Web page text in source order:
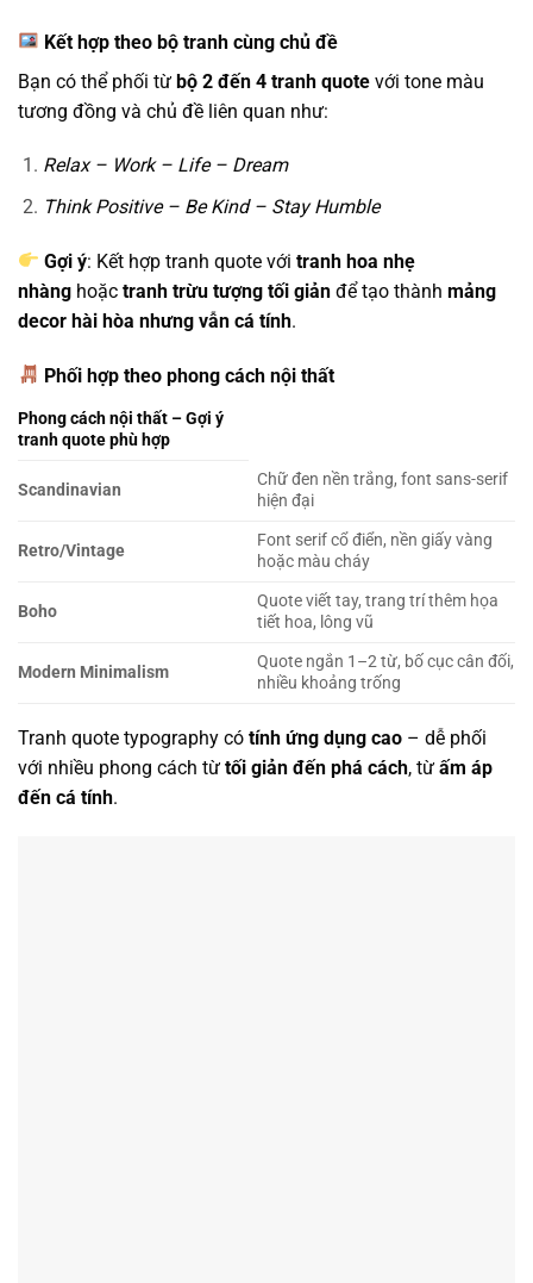
Kết hợp theo bộ tranh cùng chủ đề
Bạn có thể phối từ bộ 2 đến 4 tranh quote với tone màu
tương đồng và chủ đề liên quan như:
Relax – Work – Life – Dream
Think Positive – Be Kind – Stay Humble
Gợi ý: Kết hợp tranh quote vớitranh hoa nhẹ
nhàng hoặc tranh trừu tượng tối giản để tạo thành mảng
decor hài hòa nhưng vẫn cá tính.
Phối hợp theo phong cách nội thất
Phong cách nội thất – Gợi ý
tranh quote phù hợp
Scandinavian
Chữ đen nền trắng, font sans-serif
hiện đại
Retro/Vintage
Font serif cổ điển, nền giấy vàng
hoặc màu cháy
Boho
Quote viết tay, trang trí thêm họa
tiết hoa, lông vũ
Modern Minimalism
Quote ngắn 1–2 từ, bố cục cân đối,
nhiều khoảng trống
Tranh quote typography có tính ứng dụng cao – dễ phối
với nhiều phong cách từ tối giản đến phá cách, từ ấm áp
đến cá tính.